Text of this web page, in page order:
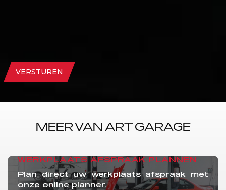
VERSTUREN
MEER VAN ART GARAGE
WERKPLAATS AFSPRAAK PLANNEN
Plan direct uw werkplaats afspraak met
onze online planner.